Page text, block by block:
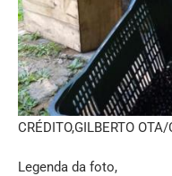
CRÉDITO,GILBERTO OTA/
Legenda da foto,